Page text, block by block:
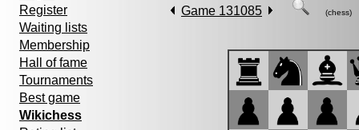
Register
Waiting lists
Membership
Hall of fame
Tournaments
Best game
Wikichess
Game 131085 (chess)